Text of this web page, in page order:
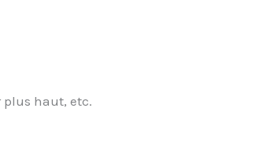
plus haut, etc.